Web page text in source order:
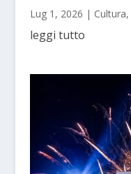
Lug 1, 2026 | Cultura,
leggi tutto